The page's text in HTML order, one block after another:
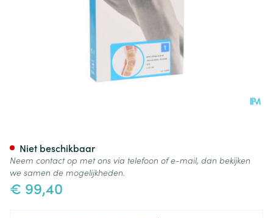
€ 99,40
Niet beschikbaar
Neem contact op met ons via telefoon of e-mail, dan bekijken
we samen de mogelijkheden.